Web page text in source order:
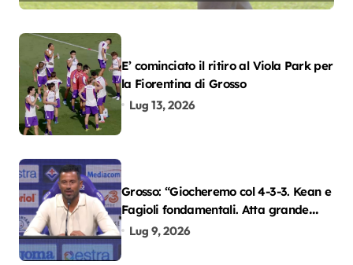
E’ cominciato il ritiro al Viola Park per
la Fiorentina di Grosso
Lug 13, 2026
Grosso: “Giocheremo col 4-3-3. Kean e
Fagioli fondamentali. Atta grande
colpo”
Lug 9, 2026